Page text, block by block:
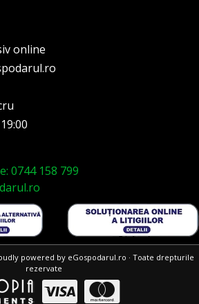
online
0744 158 799
powered by eGospodarul.ro · Toate drepturile
rezervate